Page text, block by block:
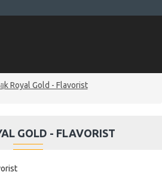
Royal Gold - Flavorist
GOLD - FLAVORIST